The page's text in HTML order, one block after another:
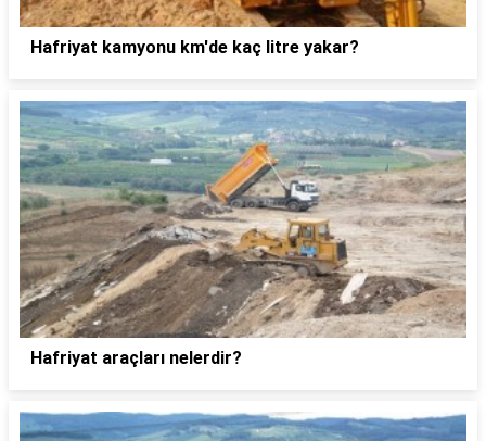
Hafriyat kamyonu km'de kaç litre yakar?
Hafriyat araçları nelerdir?